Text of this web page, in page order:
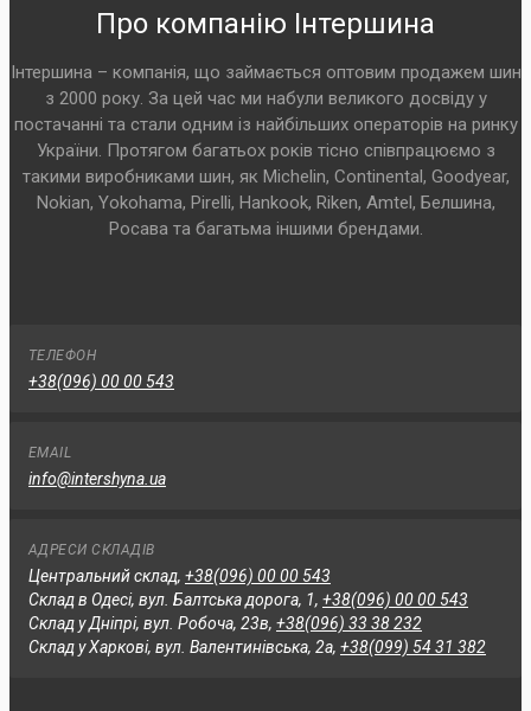
Про компанію Інтершина
Інтершина – компанія, що займається оптовим продажем шин
з 2000 року. За цей час ми набули великого досвіду у
постачанні та стали одним із найбільших операторів на ринку
України. Протягом багатьох років тісно співпрацюємо з
такими виробниками шин, як Michelin, Continental, Goodyear,
Nokian, Yokohama, Pirelli, Hankook, Riken, Amtel, Белшина,
Росава та багатьма іншими брендами.
ТЕЛЕФОН
+38(096) 00 00 543
EMAIL
info@intershyna.ua
АДРЕСИ СКЛАДІВ
Центральний склад, +38(096) 00 00 543
Склад в Одесі, вул. Балтська дорога, 1, +38(096) 00 00 543
Склад у Дніпрі, вул. Робоча, 23в, +38(096) 33 38 232
Склад у Харкові, вул. Валентинівська, 2а, +38(099) 54 31 382